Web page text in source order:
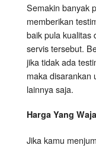
Semakin banyak
memberikan
baik pula kualitas
servis tersebut.
jika tidak ada
maka disarankan
lainnya saja.
Harga Yang
Jika kamu